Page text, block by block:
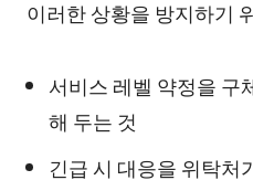
이러한 상황을 방지하기
서비스 레벨 약정을 구
해 두는 것
긴급 시 대응을 위탁처